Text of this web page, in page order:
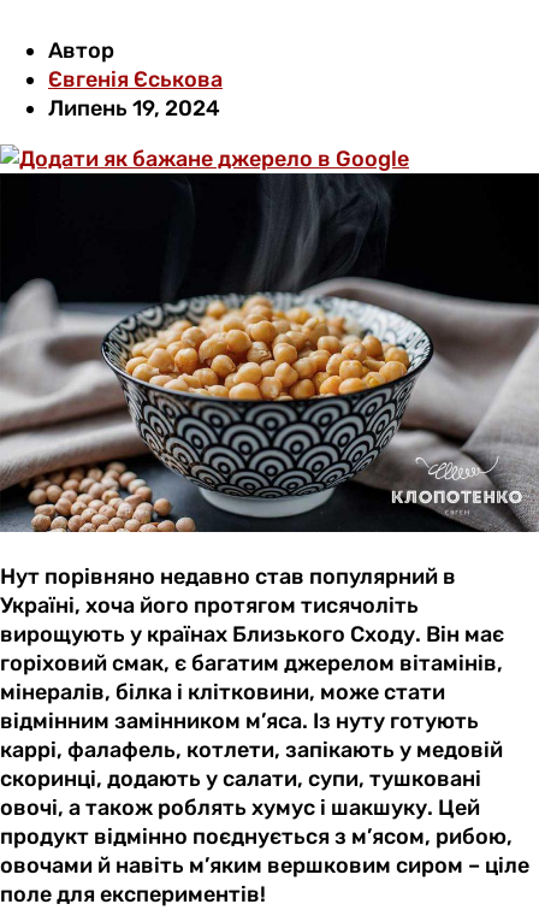
Автор
Євгенія Єськова
Липень 19, 2024
Нут порівняно недавно став популярний в
Україні, хоча його протягом тисячоліть
вирощують у країнах Близького Сходу. Він має
горіховий смак, є багатим джерелом вітамінів,
мінералів, білка і клітковини, може стати
відмінним замінником м’яса. Із нуту готують
каррі, фалафель, котлети, запікають у медовій
скоринці, додають у салати, супи, тушковані
овочі, а також роблять хумус і шакшуку. Цей
продукт відмінно поєднується з м’ясом, рибою,
овочами й навіть м’яким вершковим сиром – ціле
поле для експериментів!